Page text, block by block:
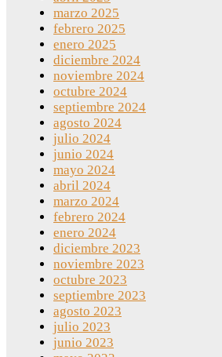
marzo 2025
febrero 2025
enero 2025
diciembre 2024
noviembre 2024
octubre 2024
septiembre 2024
agosto 2024
julio 2024
junio 2024
mayo 2024
abril 2024
marzo 2024
febrero 2024
enero 2024
diciembre 2023
noviembre 2023
octubre 2023
septiembre 2023
agosto 2023
julio 2023
junio 2023